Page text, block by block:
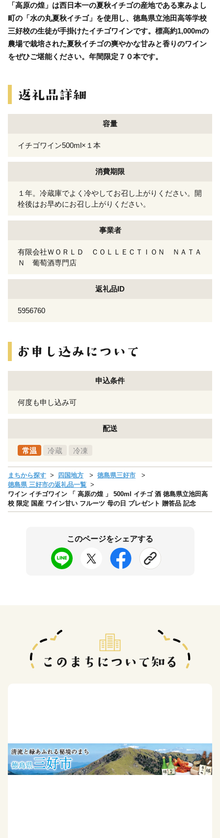
「高原の煌」は西日本一の夏秋イチゴの産地である東みよし
町の「水の丸夏秋イチゴ」を使用し、徳島県立池田高等学校
三好校の生徒が手掛けたイチゴワインです。標高約1,000mの
農場で栽培された夏秋イチゴの爽やかな甘みと香りのワイン
をぜひご堪能ください。年間限定７０本です。
容量
イチゴワイン500ml×１本
消費期限
１年。冷蔵庫でよく冷やしてお召し上がりください。開
栓後はお早めにお召し上がりください。
事業者
有限会社ＷＯＲＬＤ ＣＯＬＬＥＣＴＩＯＮ ＮＡＴＡ
Ｎ 葡萄酒専門店
返礼品ID
5956760
申込条件
何度も申し込み可
配送
常温 冷蔵 冷凍
まちから探す 四国地方
徳島県三好市
徳島県 三好市の返礼品一覧
ワイン イチゴワイン 「 高原の煌 」 500ml イチゴ 酒 徳島県立池田高
校 限定 国産 ワイン甘い フルーツ 母の日 プレゼント 贈答品 記念
このページをシェアする